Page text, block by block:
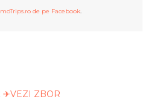
de pe Facebook.
✈VEZI ZBOR